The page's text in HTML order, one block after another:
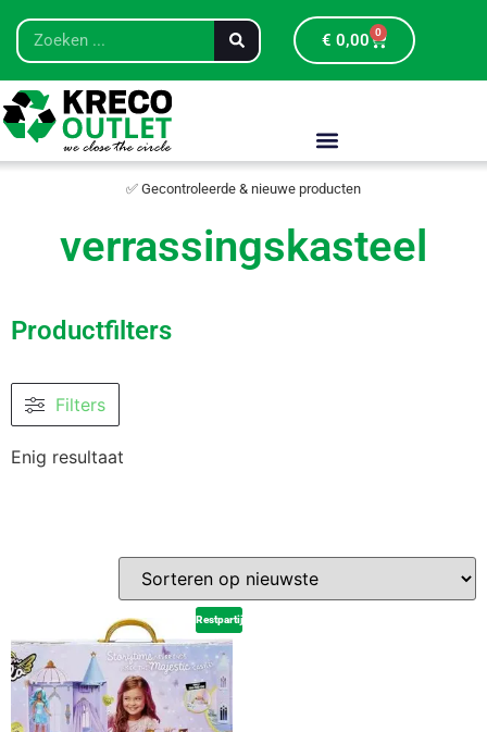
€ 0,00 0
✅ Gecontroleerde & nieuwe producten
verrassingskasteel
Productfilters
Filters
Enig resultaat
Restpartij